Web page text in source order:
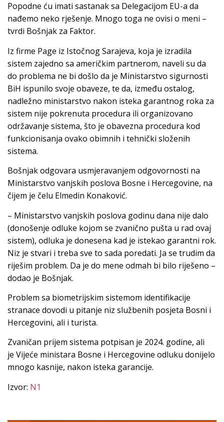
Popodne ću imati sastanak sa Delegacijom EU-a da
nađemo neko rješenje. Mnogo toga ne ovisi o meni –
tvrdi Bošnjak za Faktor.
Iz firme Page iz Istočnog Sarajeva, koja je izradila
sistem zajedno sa američkim partnerom, naveli su da
do problema ne bi došlo da je Ministarstvo sigurnosti
BiH ispunilo svoje obaveze, te da, između ostalog,
nadležno ministarstvo nakon isteka garantnog roka za
sistem nije pokrenuta procedura ili organizovano
održavanje sistema, što je obavezna procedura kod
funkcionisanja ovako obimnih i tehnički složenih
sistema.
Bošnjak odgovara usmjeravanjem odgovornosti na
Ministarstvo vanjskih poslova Bosne i Hercegovine, na
čijem je čelu Elmedin Konaković.
– Ministarstvo vanjskih poslova godinu dana nije dalo
(donošenje odluke kojom se zvanično pušta u rad ovaj
sistem), odluka je donesena kad je istekao garantni rok.
Niz je stvari i treba sve to sada poredati. Ja se trudim da
riješim problem. Da je do mene odmah bi bilo riješeno –
dodao je Bošnjak.
Problem sa biometrijskim sistemom identifikacije
stranace dovodi u pitanje niz službenih posjeta Bosni i
Hercegovini, ali i turista.
Zvaničan prijem sistema potpisan je 2024. godine, ali
je Vijeće ministara Bosne i Hercegovine odluku donijelo
mnogo kasnije, nakon isteka garancije.
Izvor: N1